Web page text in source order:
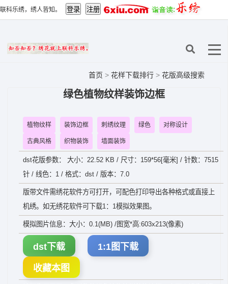
联科乐绣，绣人皆知。
首页 > 花样下载排行 > 花版高级搜索
绿色植物纹样装饰边框
植物纹样 装饰边框 刺绣纹理 绿色 对称设计
古典风格 织物装饰 墙面装饰
dst花版参数： 大小：22.52 KB / 尺寸：159*56[毫米] / 针数：7515
针 / 线色：1 / 格式：dst / 版本：7.0
版带文件需绣花软件方可打开，可配色打印导出各种格式或直接上
机绣。如无绣花软件可下载1：1模拟效果图。
模拟图片信息：大小：0.1(MB) /图宽*高:603x213(像素)
dst下载 1:1图下载
收藏本图